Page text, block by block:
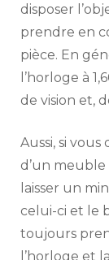
disposer
prendre en
pièce. En
l’horloge à
de vision et,
Aussi, si
d’un meuble
laisser un
celui-ci et le
toujours
l’horloge et